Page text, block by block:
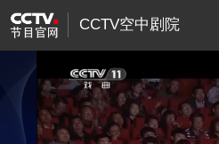
CCTV空中剧院